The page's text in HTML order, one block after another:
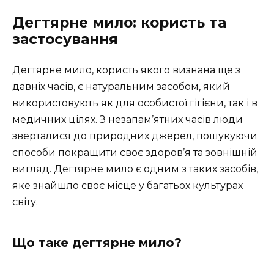
Дегтярне мило: користь та
застосування
Дегтярне мило, користь якого визнана ще з
давніх часів, є натуральним засобом, який
використовують як для особистої гігієни, так і в
медичних цілях. З незапам’ятних часів люди
зверталися до природних джерел, пошукуючи
способи покращити своє здоров’я та зовнішній
вигляд. Дегтярне мило є одним з таких засобів,
яке знайшло своє місце у багатьох культурах
світу.
Що таке дегтярне мило?